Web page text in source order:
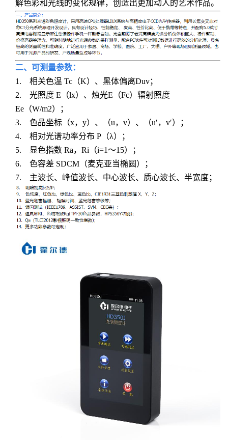
解色彩和光线的变化规律，创造出更加动人的艺术作品。
二、可测量参数：
1. 相关色温 Tc（K）、黑体偏离Duv；
2. 光照度 E（lx）、烛光E（Fc）辐射照度
Ee（W/m2）；
3. 色品坐标（x，y）、（u，v）、（u′，v′）；
4. 相对光谱功率分布 P（λ）；
5. 显色指数 Ra，Ri（i=1～15）；
6. 色容差 SDCM（麦克亚当椭圆）；
7. 主波长、峰值波长、中心波长、质心波长、半宽度；